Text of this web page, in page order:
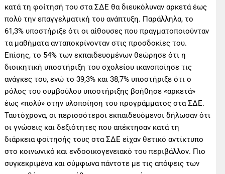
κατά τη φοίτησή του στα ΣΔΕ θα διευκόλυναν αρκετά έως
πολύ την επαγγελματική του ανάπτυξη. Παράλληλα, το
61,3% υποστήριξε ότι οι αίθουσες που πραγματοποιούνταν
τα μαθήματα ανταποκρίνονταν στις προσδοκίες του.
Επίσης, το 54% των εκπαιδευομένων θεώρησε ότι η
διοικητική υποστήριξη του σχολείου ικανοποίησε τις
ανάγκες του, ενώ το 39,3% και 38,7% υποστήριξε ότι ο
ρόλος του συμβούλου υποστήριξης βοήθησε «αρκετά»
έως «πολύ» στην υλοποίηση του προγράμματος στα ΣΔΕ.
Ταυτόχρονα, οι περισσότεροι εκπαιδευόμενοι δήλωσαν ότι
οι γνώσεις και δεξιότητες που απέκτησαν κατά τη
διάρκεια φοίτησής τους στα ΣΔΕ είχαν θετικό αντίκτυπο
στο κοινωνικό και ενδοοικογενειακό του περιβάλλον. Πιο
συγκεκριμένα και σύμφωνα πάντοτε με τις απόψεις των